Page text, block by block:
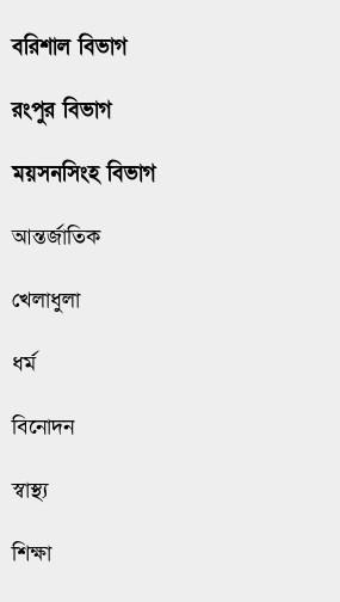
বরিশাল বিভাগ
রংপুর বিভাগ
ময়সনসিংহ বিভাগ
আন্তর্জাতিক
খেলাধুলা
ধর্ম
বিনোদন
স্বাস্থ্য
শিক্ষা